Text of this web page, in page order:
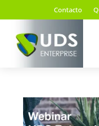
Contacto